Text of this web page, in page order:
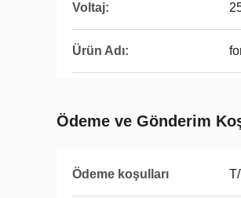
Voltaj:
Ürün Adı:
Ödeme ve Gönderim
Ödeme koşulları